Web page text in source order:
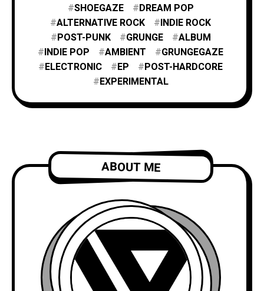
SHOEGAZE
DREAM POP
ALTERNATIVE ROCK
INDIE ROCK
POST-PUNK
GRUNGE
ALBUM
INDIE POP
AMBIENT
GRUNGEGAZE
ELECTRONIC
EP
POST-HARDCORE
EXPERIMENTAL
ABOUT ME